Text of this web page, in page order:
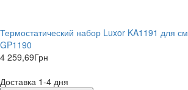
Термостатический набор Luxor KA1191 для
GP1190
4 259,69Грн
Доставка 1-4 дня